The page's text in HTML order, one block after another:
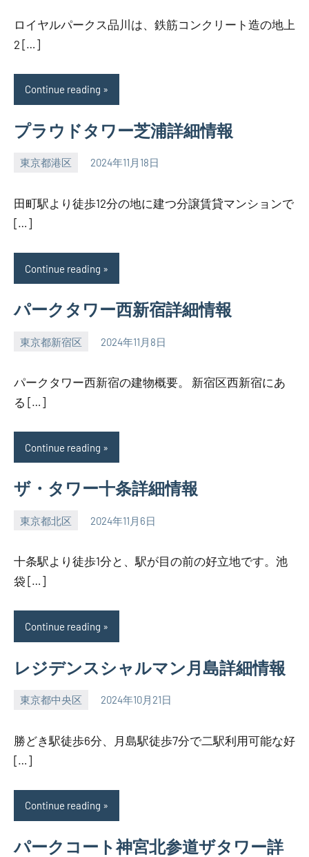
ロイヤルパークス品川は、鉄筋コンクリート造の地上
2 […]
Continue reading
プラウドタワー芝浦詳細情報
東京都港区 2024年11月18日
SEZIMO
田町駅より徒歩12分の地に建つ分譲賃貸マンションで
[…]
Continue reading
パークタワー西新宿詳細情報
東京都新宿区 2024年11月8日
SEZIMO
パークタワー西新宿の建物概要。 新宿区西新宿にあ
る […]
Continue reading
ザ・タワー十条詳細情報
東京都北区 2024年11月6日
SEZIMO
十条駅より徒歩1分と、駅が目の前の好立地です。池
袋 […]
Continue reading
レジデンスシャルマン月島詳細情報
東京都中央区 2024年10月21日
SEZIMO
勝どき駅徒歩6分、月島駅徒歩7分で二駅利用可能な好
[…]
Continue reading
パークコート神宮北参道ザタワー詳